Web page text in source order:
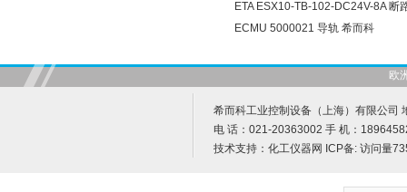
ETA ESX10-TB-102-DC24V-8A 断
ECMU 5000021 导轨 希而科
欧
希而科工业控制设备（上海）有限公司
电 话：021-20363002 手 机：
技术支持： 化工仪器网 ICP备: 访问量